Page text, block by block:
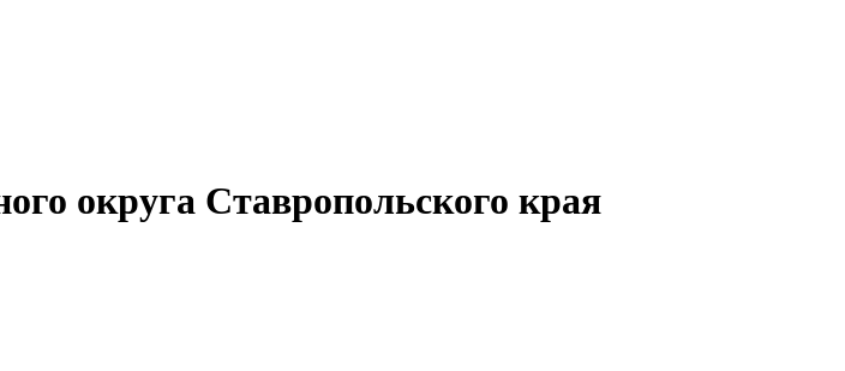
округа Ставропольского края